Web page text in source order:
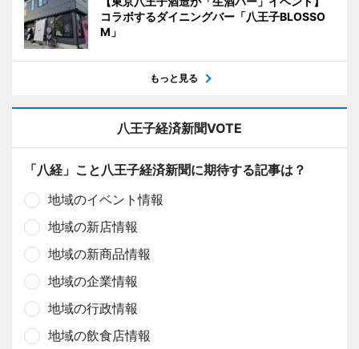
コラボするダイニングバー「八王子BLOSSO
M」
もっと見る
八王子経済新聞VOTE
「八経」こと八王子経済新聞に期待する記事は？
地域のイベント情報
地域の新店情報
地域の新商品情報
地域の企業情報
地域の行政情報
地域の飲食店情報